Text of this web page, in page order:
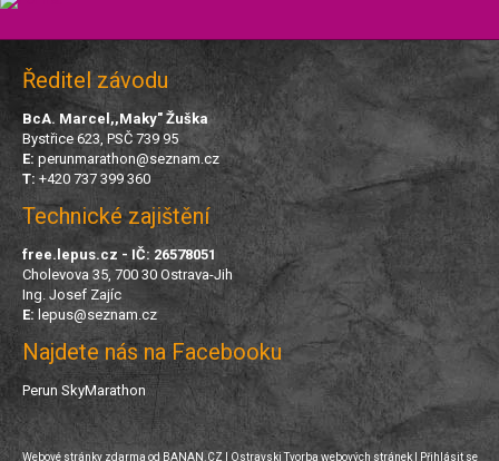
Ředitel závodu
BcA. Marcel,,Maky" Žuška
Bystřice 623, PSČ 739 95
E: perunmarathon@seznam.cz
T: +420 737 399 360
Technické zajištění
free.lepus.cz - IČ: 26578051
Cholevova 35, 700 30 Ostrava-Jih
Ing. Josef Zajíc
E: lepus@seznam.cz
Najdete nás na Facebooku
Perun SkyMarathon
Webové stránky zdarma od BANAN.CZ Ostravski Tvorba webových stránek Přihlásit se